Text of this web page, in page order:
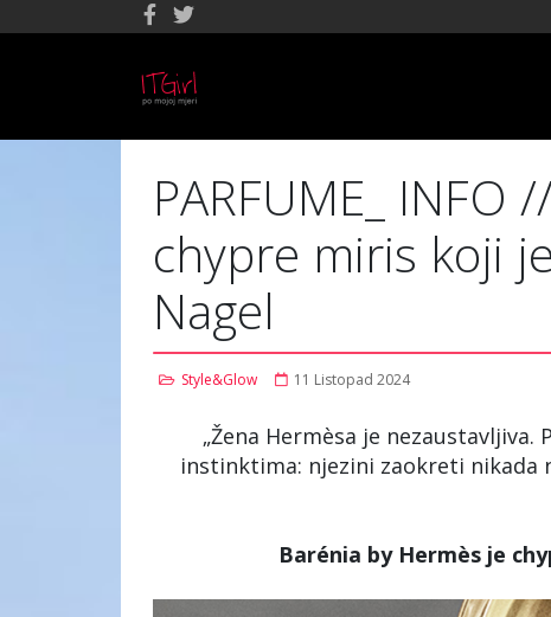
PARFUME_
chypre miris koji
Nagel
Style&Glow 11 Listopad 2024
„Žena Hermèsa je
instinktima: njezini zaokreti nikada
Barénia by Hermès je